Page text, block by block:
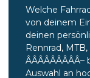
Welche
von deinem
deinen
Rennrad,
Auswahl an